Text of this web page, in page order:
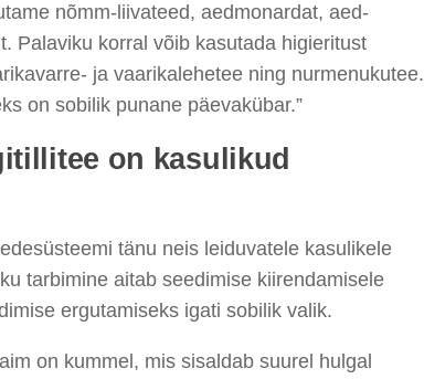
nõmm-liivateed, aedmonardat, aed-
Palaviku korral võib kasutada higieritust
ja vaarikalehetee ning nurmenukutee.
on sobilik punane päevakübar.”
on kasulikud
tänu neis leiduvatele kasulikele
tarbimine aitab seedimise kiirendamisele
ergutamiseks igati sobilik valik.
on kummel, mis sisaldab suurel hulgal